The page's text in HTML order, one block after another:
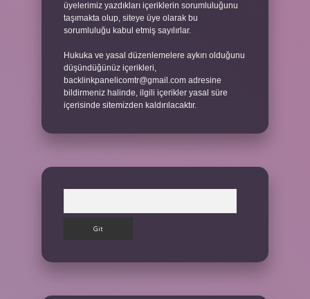
üyelerimiz yazdıkları içeriklerin sorumluluğunu
taşımakta olup, siteye üye olarak bu
sorumluluğu kabul etmiş sayılırlar.
Hukuka ve yasal düzenlemelere aykırı olduğunu
düşündüğünüz içerikleri,
backlinkpanelicomtr@gmail.com adresine
bildirmeniz halinde, ilgili içerikler yasal süre
içerisinde sitemizden kaldırılacaktır.